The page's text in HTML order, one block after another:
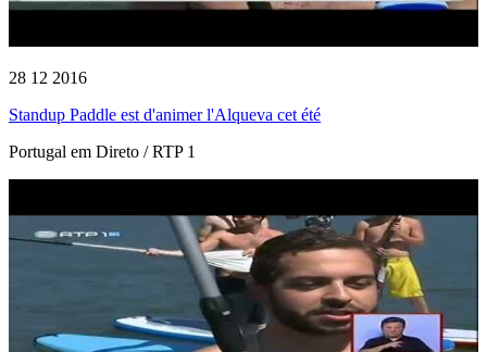
28 12 2016
Standup Paddle est d'animer l'Alqueva cet été
Portugal em Direto / RTP 1